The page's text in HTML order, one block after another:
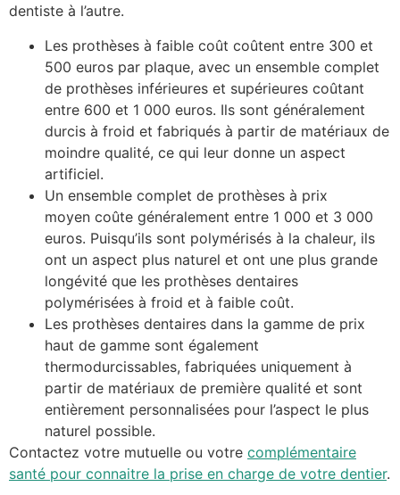
dentiste à l’autre.
Les prothèses à faible coût coûtent entre 300 et
500 euros par plaque, avec un ensemble complet
de prothèses inférieures et supérieures coûtant
entre 600 et 1 000 euros. Ils sont généralement
durcis à froid et fabriqués à partir de matériaux de
moindre qualité, ce qui leur donne un aspect
artificiel.
Un ensemble complet de prothèses à prix
moyen coûte généralement entre 1 000 et 3 000
euros. Puisqu’ils sont polymérisés à la chaleur, ils
ont un aspect plus naturel et ont une plus grande
longévité que les prothèses dentaires
polymérisées à froid et à faible coût.
Les prothèses dentaires dans la gamme de prix
haut de gamme sont également
thermodurcissables, fabriquées uniquement à
partir de matériaux de première qualité et sont
entièrement personnalisées pour l’aspect le plus
naturel possible.
Contactez votre mutuelle ou votre complémentaire
santé pour connaitre la prise en charge de votre dentier.